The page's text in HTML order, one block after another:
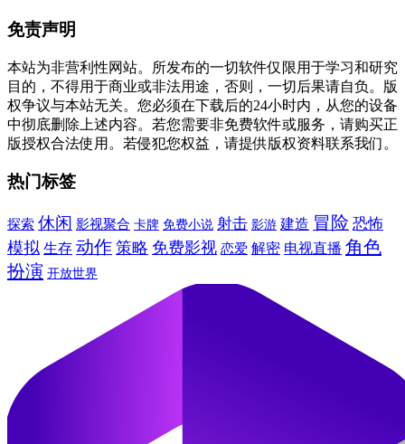
免责声明
本站为非营利性网站。所发布的一切软件仅限用于学习和研究
目的，不得用于商业或非法用途，否则，一切后果请自负。版
权争议与本站无关。您必须在下载后的24小时内，从您的设备
中彻底删除上述内容。若您需要非免费软件或服务，请购买正
版授权合法使用。若侵犯您权益，请提供版权资料联系我们。
热门标签
探索 休闲 影视聚合 卡牌 免费小说 射击 影游 建造 冒险 恐怖
模拟 生存 动作 策略 免费影视 恋爱 解密 电视直播 角色
扮演 开放世界